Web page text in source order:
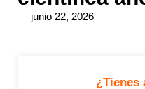
junio 22, 2026
¿Tienes